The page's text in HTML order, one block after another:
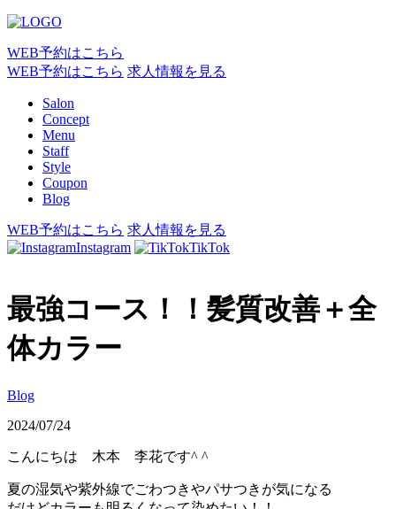
WEB予約はこちら
WEB予約はこちら 求人情報を見る
Salon
Concept
Menu
Staff
Style
Coupon
Blog
WEB予約はこちら 求人情報を見る
Instagram
TikTok
最強コース！！髪質改善＋全
体カラー
Blog
2024/07/24
こんにちは 木本 李花です^ ^
夏の湿気や紫外線でごわつきやパサつきが気になる